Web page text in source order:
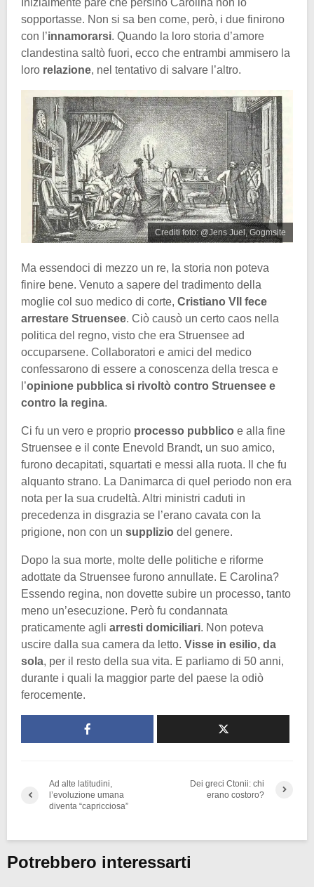
Inizialmente pare che persino Carolina non lo
sopportasse. Non si sa ben come, però, i due finirono
con l’innamorarsi. Quando la loro storia d’amore
clandestina saltò fuori, ecco che entrambi ammisero la
loro relazione, nel tentativo di salvare l’altro.
Crediti foto: @Jens Juel, Gogmsite
Ma essendoci di mezzo un re, la storia non poteva
finire bene. Venuto a sapere del tradimento della
moglie col suo medico di corte, Cristiano VII fece
arrestare Struensee. Ciò causò un certo caos nella
politica del regno, visto che era Struensee ad
occuparsene. Collaboratori e amici del medico
confessarono di essere a conoscenza della tresca e
l’opinione pubblica si rivoltò contro Struensee e
contro la regina.
Ci fu un vero e proprio processo pubblico e alla fine
Struensee e il conte Enevold Brandt, un suo amico,
furono decapitati, squartati e messi alla ruota. Il che fu
alquanto strano. La Danimarca di quel periodo non era
nota per la sua crudeltà. Altri ministri caduti in
precedenza in disgrazia se l’erano cavata con la
prigione, non con un supplizio del genere.
Dopo la sua morte, molte delle politiche e riforme
adottate da Struensee furono annullate. E Carolina?
Essendo regina, non dovette subire un processo, tanto
meno un’esecuzione. Però fu condannata
praticamente agli arresti domiciliari. Non poteva
uscire dalla sua camera da letto. Visse in esilio, da
sola, per il resto della sua vita. E parliamo di 50 anni,
durante i quali la maggior parte del paese la odiò
ferocemente.
Ad alte latitudini,
l’evoluzione umana
diventa “capricciosa”
Dei greci Ctonii: chi
erano costoro?
Potrebbero interessarti